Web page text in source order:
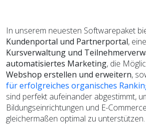
In unserem neuesten Softwarepaket
Kundenportal und Partnerportal,
Kursverwaltung und
automatisiertes Marketing, die
Webshop erstellen und erweitern,
für erfolgreiches organisches
sind perfekt aufeinander abgestimmt,
Bildungseinrichtungen und E-
gleichermaßen optimal zu unterstützen.